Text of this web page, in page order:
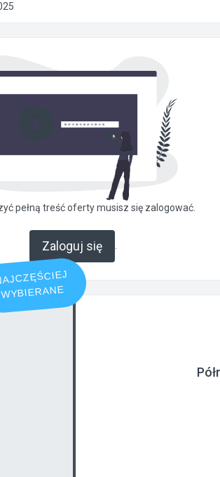
pełną treść oferty musisz się zalogować.
Zaloguj się
WYBIERANE